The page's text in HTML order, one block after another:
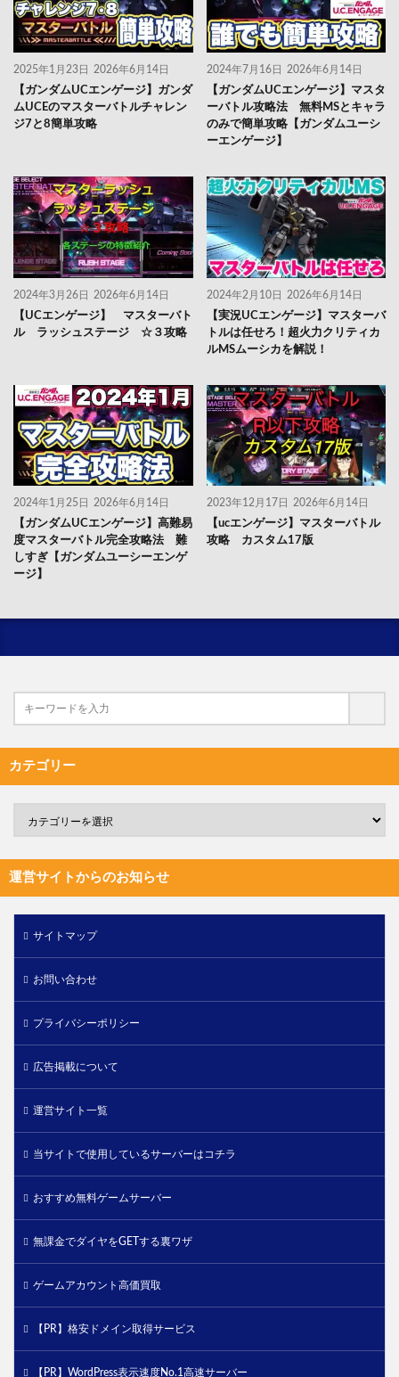
2025年1月23日 2026年6月14日
【ガンダムUCエンゲージ】ガンダ
ムUCEのマスターバトルチャレン
ジ7と8簡単攻略
2024年7月16日 2026年6月14日
【ガンダムUCエンゲージ】マスタ
ーバトル攻略法 無料MSとキャラ
のみで簡単攻略【ガンダムユーシ
ーエンゲージ】
2024年3月26日 2026年6月14日
【UCエンゲージ】 マスターバト
ル ラッシュステージ ☆３攻略
2024年2月10日 2026年6月14日
【実況UCエンゲージ】マスターバ
トルは任せろ！超火力クリティカ
ルMSムーシカを解説！
2024年1月25日 2026年6月14日
【ガンダムUCエンゲージ】高難易
度マスターバトル完全攻略法 難
しすぎ【ガンダムユーシーエンゲ
ージ】
2023年12月17日 2026年6月14日
【ucエンゲージ】マスターバトル
攻略 カスタム17版
カテゴリー
運営サイトからのお知らせ
サイトマップ
お問い合わせ
プライバシーポリシー
広告掲載について
運営サイト一覧
当サイトで使用しているサーバーはコチラ
おすすめ無料ゲームサーバー
無課金でダイヤをGETする裏ワザ
ゲームアカウント高価買取
【PR】格安ドメイン取得サービス
【PR】WordPress表示速度No.1高速サーバー